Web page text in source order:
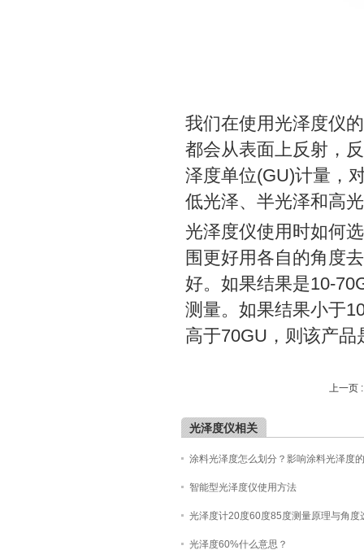
我们在使用光泽度仪
都会从表面上反射，
泽度单位(GU)计量，
低光泽、半光泽和高
光泽度仪使用时如何
围更好用各自的角度
好。如果结果是10-
测量。如果结果小于
高于70GU，则该产品
上一页
光泽度仪相关
涂料光泽度怎么划分？影响涂料光泽度
智能型光泽度仪使用方法
光泽度计20度60度85度测量原理与角度
光泽度60%什么意思？